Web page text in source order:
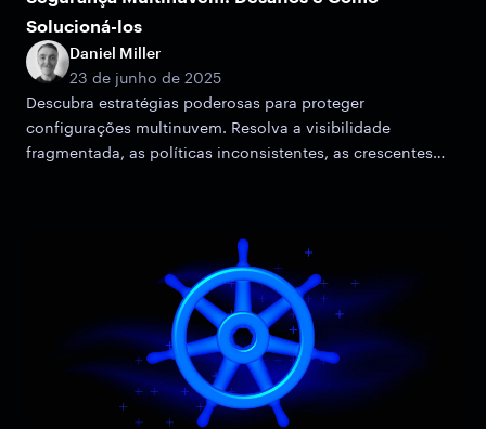
Solucioná-los
Daniel Miller
23 de junho de 2025
Descubra estratégias poderosas para proteger
configurações multinuvem. Resolva a visibilidade
fragmentada, as políticas inconsistentes, as crescentes